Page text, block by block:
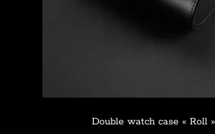
Double watch case « Roll »